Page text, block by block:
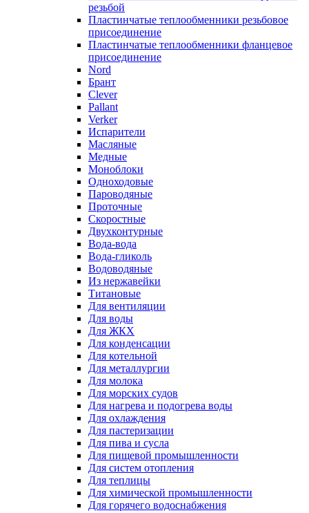
резьбой
Пластинчатые теплообменники резьбовое
присоединение
Пластинчатые теплообменники фланцевое
присоединение
Nord
Брант
Clever
Pallant
Verker
Испарители
Масляные
Медные
Моноблоки
Одноходовые
Пароводяные
Проточные
Скоростные
Двухконтурные
Вода-вода
Вода-гликоль
Водоводяные
Из нержавейки
Титановые
Для вентиляции
Для воды
Для ЖКХ
Для конденсации
Для котельной
Для металлургии
Для молока
Для морских судов
Для нагрева и подогрева воды
Для охлаждения
Для пастеризации
Для пива и сусла
Для пищевой промышленности
Для систем отопления
Для теплицы
Для химической промышленности
Для горячего водоснабжения